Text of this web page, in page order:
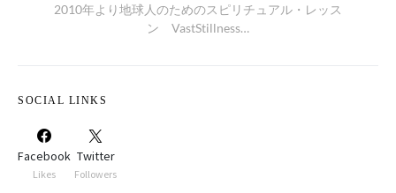
2010年より地球人のためのスピリチュアル・レッス
ン VastStillness…
SOCIAL LINKS
Facebook
Likes
Twitter
Followers